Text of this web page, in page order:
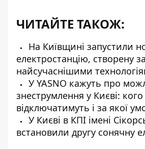
ЧИТАЙТЕ ТАКОЖ:
На Київщині запустили
електростанцію, створену за
найсучаснішими
У YASNO кажуть про
знеструмлення у Києві: кого
відключатимуть і за якої
У Києві в КПІ імені
встановили другу сонячну